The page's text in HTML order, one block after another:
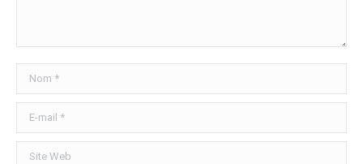
Nom *
E-mail *
Site Web